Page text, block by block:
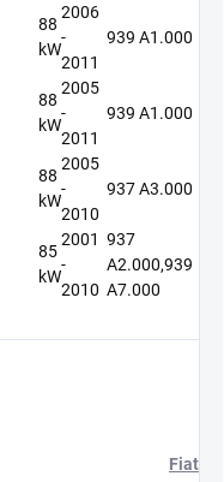
88
kW
2006
-
2011
939 A1.000
88
kW
2005
-
2011
939 A1.000
88
kW
2005
-
2010
937 A3.000
85
kW
2001
-
2010
937
A2.000,939
A7.000
Fiat